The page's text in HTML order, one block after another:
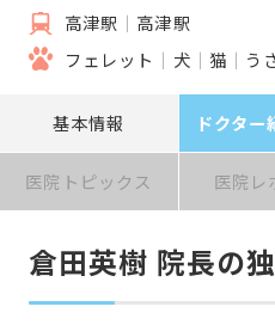
高津駅
高津駅
フェレット
犬 猫 う
基本情報 ドクター
医院トピックス 医院レ
倉田英樹 院長の